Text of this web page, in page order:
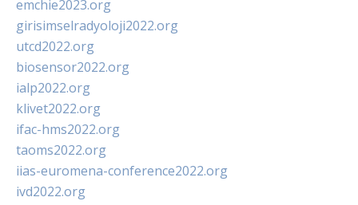
emchie2023.org
girisimselradyoloji2022.org
utcd2022.org
biosensor2022.org
ialp2022.org
klivet2022.org
ifac-hms2022.org
taoms2022.org
iias-euromena-conference2022.org
ivd2022.org